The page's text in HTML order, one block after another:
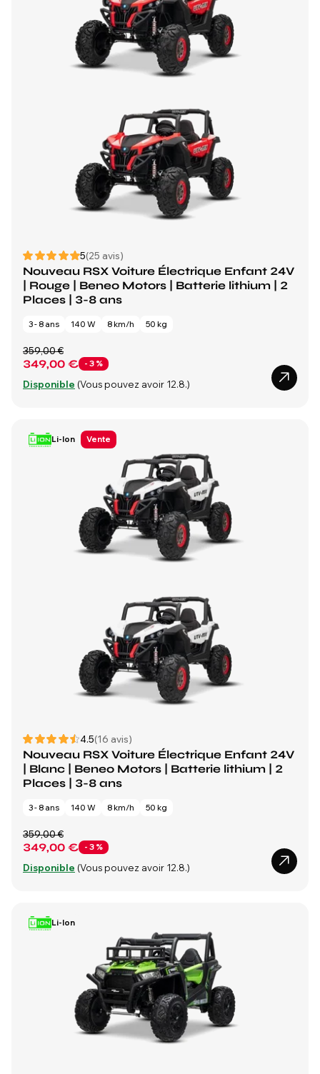
5(25 avis)
Nouveau RSX Voiture Électrique Enfant 24V
| Rouge | Beneo Motors | Batterie lithium | 2
Places | 3-8 ans
3 - 8 ans 140 W 8 km/h 50 kg
349,00 € - 3 %
359,00 €
Disponible (Vous pouvez avoir 12.8.)
Li-Ion Vente
4.5(16 avis)
Nouveau RSX Voiture Électrique Enfant 24V
| Blanc | Beneo Motors | Batterie lithium | 2
Places | 3-8 ans
3 - 8 ans 140 W 8 km/h 50 kg
349,00 € - 3 %
359,00 €
Disponible (Vous pouvez avoir 12.8.)
Li-Ion